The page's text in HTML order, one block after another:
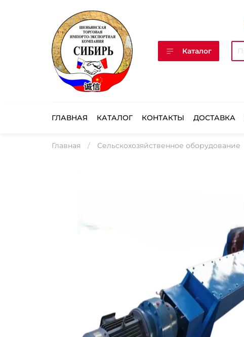
Каталог
ГЛАВНАЯ КАТАЛОГ КОНТАКТЫ ДОСТАВКА
Главная Сельскохозяйственное оборудование